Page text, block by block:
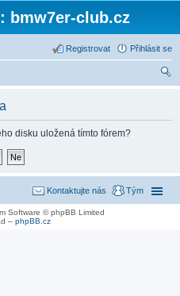
bmw7er-club.cz
Přihlásit se
Registrovat
disku uložená tímto fórem?
Tým
Kontaktujte nás
Software © phpBB Limited
– phpBB.cz